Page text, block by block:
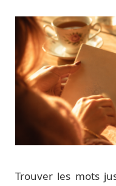
Trouver les mots